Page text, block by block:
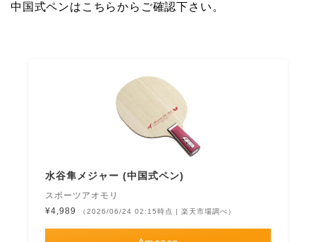
中国式ペンはこちらからご確認下さい。
水谷隼メジャー (中国式ペン)
スポーツアオモリ
¥4,989
（2026/06/24 02:15時点 | 楽天市場調べ）